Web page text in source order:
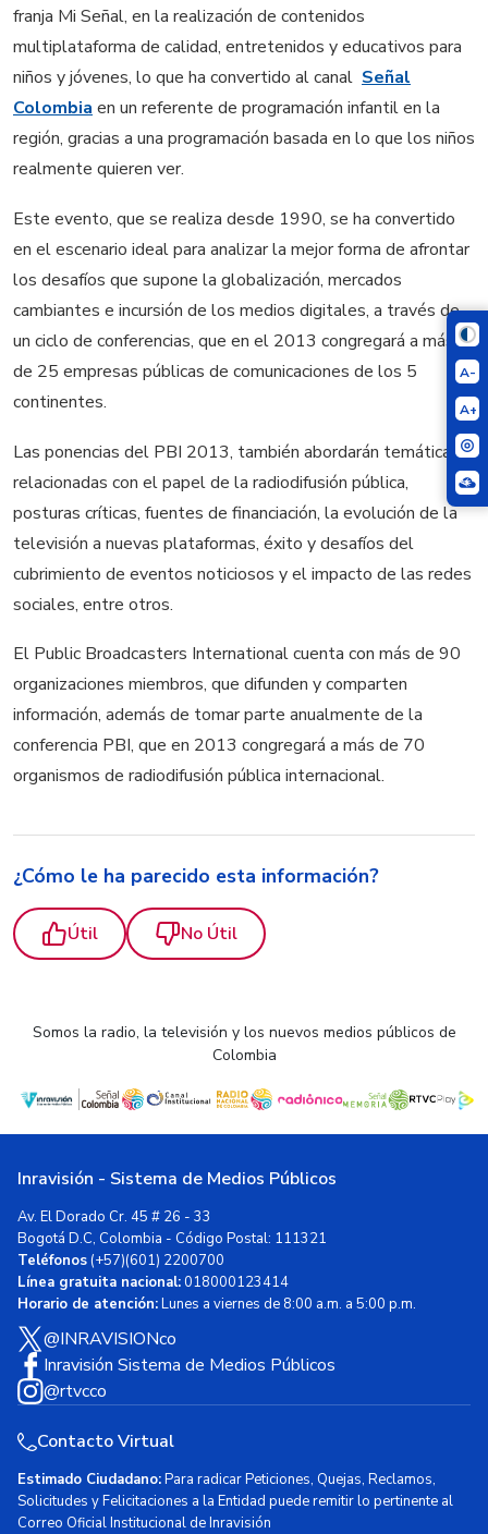
A-
A+
franja Mi Señal, en la realización de contenidos
multiplataforma de calidad, entretenidos y educativos para
niños y jóvenes, lo que ha convertido al canal Señal
Colombia en un referente de programación infantil en la
región, gracias a una programación basada en lo que los niños
realmente quieren ver.
Este evento, que se realiza desde 1990, se ha convertido
en el escenario ideal para analizar la mejor forma de afrontar
los desafíos que supone la globalización, mercados
cambiantes e incursión de los medios digitales, a través de
un ciclo de conferencias, que en el 2013 congregará a más
de 25 empresas públicas de comunicaciones de los 5
continentes.
Las ponencias del PBI 2013, también abordarán temáticas
relacionadas con el papel de la radiodifusión pública,
posturas críticas, fuentes de financiación, la evolución de la
televisión a nuevas plataformas, éxito y desafíos del
cubrimiento de eventos noticiosos y el impacto de las redes
sociales, entre otros.
El Public Broadcasters International cuenta con más de 90
organizaciones miembros, que difunden y comparten
información, además de tomar parte anualmente de la
conferencia PBI, que en 2013 congregará a más de 70
organismos de radiodifusión pública internacional.
¿Cómo le ha parecido esta información?
Útil No Útil
Somos la radio, la televisión y los nuevos medios públicos de
Colombia
Inravisión - Sistema de Medios Públicos
Av. El Dorado Cr. 45 # 26 - 33
Bogotá D.C, Colombia - Código Postal: 111321
Teléfonos(+57)(601) 2200700
Línea gratuita nacional:018000123414
Horario de atención:Lunes a viernes de 8:00 a.m. a 5:00 p.m.
@INRAVISIONco
Inravisión Sistema de Medios Públicos
@rtvcco
Contacto Virtual
Estimado Ciudadano:Para radicar Peticiones, Quejas, Reclamos,
Solicitudes y Felicitaciones a la Entidad puede remitir lo pertinente al
Correo Oficial Institucional de Inravisión